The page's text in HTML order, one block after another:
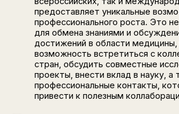
предоставляет уникальные
профессионального роста. Это
для обмена знаниями и
достижений в области медицины,
возможность встретиться с
стран, обсудить совместные
проекты, внести вклад в науку, а
профессиональные контакты,
привести к полезным